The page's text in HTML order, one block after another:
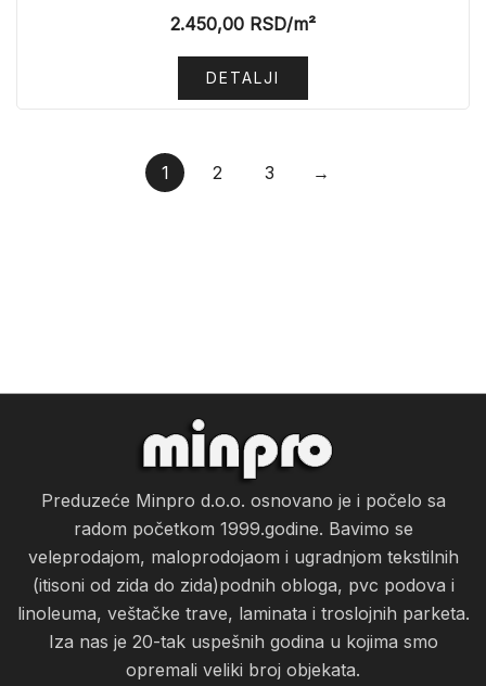
2.450,00 RSD/m²
DETALJI
1 2 3 →
Preduzeće Minpro d.o.o. osnovano je i počelo sa
radom početkom 1999.godine. Bavimo se
veleprodajom, maloprodojaom i ugradnjom tekstilnih
(itisoni od zida do zida)podnih obloga, pvc podova i
linoleuma, veštačke trave, laminata i troslojnih parketa.
Iza nas je 20-tak uspešnih godina u kojima smo
opremali veliki broj objekata.